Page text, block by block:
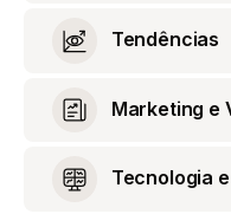
Tendências
Marketing e
Tecnologia